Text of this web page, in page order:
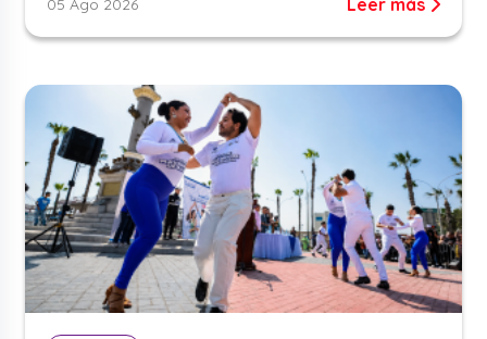
05 Ago 2026